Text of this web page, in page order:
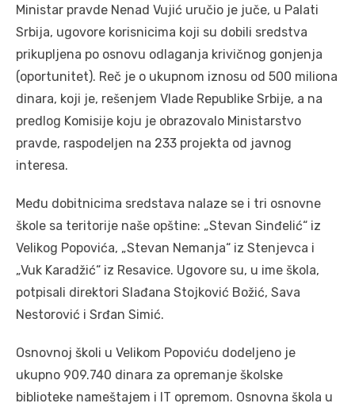
Ministar pravde Nenad Vujić uručio je juče, u Palati
Srbija, ugovore korisnicima koji su dobili sredstva
prikupljena po osnovu odlaganja krivičnog gonjenja
(oportunitet). Reč je o ukupnom iznosu od 500 miliona
dinara, koji je, rešenjem Vlade Republike Srbije, a na
predlog Komisije koju je obrazovalo Ministarstvo
pravde, raspodeljen na 233 projekta od javnog
interesa.
Među dobitnicima sredstava nalaze se i tri osnovne
škole sa teritorije naše opštine: „Stevan Sinđelić“ iz
Velikog Popovića, „Stevan Nemanja“ iz Stenjevca i
„Vuk Karadžić“ iz Resavice. Ugovore su, u ime škola,
potpisali direktori Slađana Stojković Božić, Sava
Nestorović i Srđan Simić.
Osnovnoj školi u Velikom Popoviću dodeljeno je
ukupno 909.740 dinara za opremanje školske
biblioteke nameštajem i IT opremom. Osnovna škola u